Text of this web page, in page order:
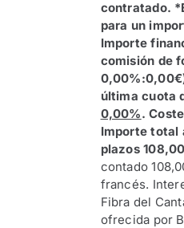
contratado.
para un
Importe
comisión de
última cuota
0,00%.
Importe total
plazos
contado
francés.
Fibra del
ofrecida por